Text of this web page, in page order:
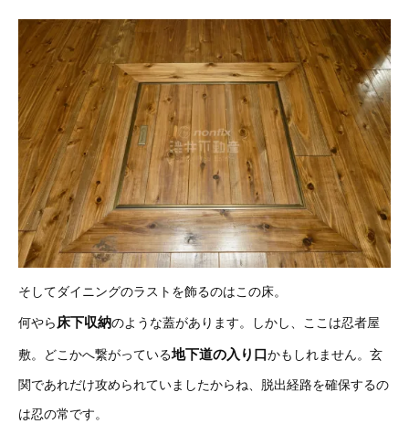
そしてダイニングのラストを飾るのはこの床。
何やら 床下収納のような蓋があります。しかし、ここは忍者屋
敷。どこかへ繋がっている地下道の入り口かもしれません。玄
関であれだけ攻められていましたからね、脱出経路を確保するの
は忍の常です。